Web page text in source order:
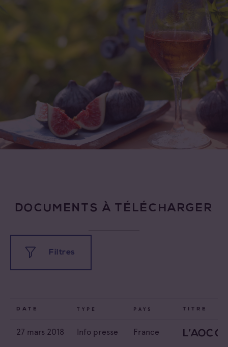
DOCUMENTS À TÉLÉCHARGER
Filtres
Tous les types
Conférence de presse
Tous les pays
DATE TYPE PAYS TITRE
27 mars 2018 Info presse France L’AOC